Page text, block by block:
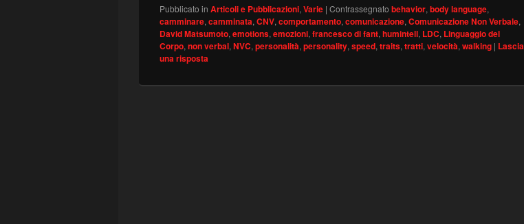
Pubblicato in Articoli e Pubblicazioni, Varie | Contrassegnato behavior, body language,
camminare, camminata, CNV, comportamento, comunicazione, Comunicazione Non Verbale,
David Matsumoto, emotions, emozioni, francesco di fant, humintell, LDC, Linguaggio del
Corpo, non verbal, NVC, personalità, personality, speed, traits, tratti, velocità, walking | Lascia
una risposta